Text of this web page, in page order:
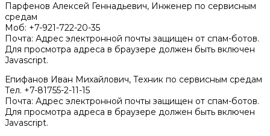
Парфенов Алексей Геннадьевич, Инженер по сервисным
средам
Моб: +7-921-722-20-35
Почта: Адрес электронной почты защищен от спам-ботов.
Для просмотра адреса в браузере должен быть включен
Javascript.
Епифанов Иван Михайлович, Техник по сервисным средам
Тел. +7-81755-2-11-15
Почта: Адрес электронной почты защищен от спам-ботов.
Для просмотра адреса в браузере должен быть включен
Javascript.